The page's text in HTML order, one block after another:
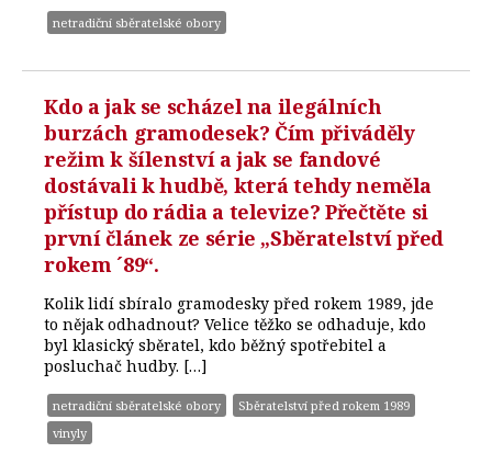
netradiční sběratelské obory
Kdo a jak se scházel na ilegálních
burzách gramodesek? Čím přiváděly
režim k šílenství a jak se fandové
dostávali k hudbě, která tehdy neměla
přístup do rádia a televize? Přečtěte si
první článek ze série „Sběratelství před
rokem ´89“.
Kolik lidí sbíralo gramodesky před rokem 1989, jde
to nějak odhadnout? Velice těžko se odhaduje, kdo
byl klasický sběratel, kdo běžný spotřebitel a
posluchač hudby. […]
netradiční sběratelské obory
Sběratelství před rokem 1989
vinyly